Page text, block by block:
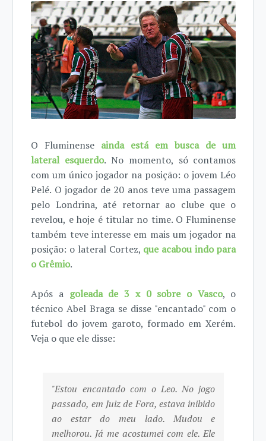
O Fluminense ainda está em busca de um
lateral esquerdo. No momento, só contamos
com um único jogador na posição: o jovem Léo
Pelé. O jogador de 20 anos teve uma passagem
pelo Londrina, até retornar ao clube que o
revelou, e hoje é titular no time. O Fluminense
também teve interesse em mais um jogador na
posição: o lateral Cortez, que acabou indo para
o Grêmio.
Após a goleada de 3 x 0 sobre o Vasco, o
técnico Abel Braga se disse "encantado" com o
futebol do jovem garoto, formado em Xerém.
Veja o que ele disse:
"Estou encantado com o Leo. No jogo
passado, em Juiz de Fora, estava inibido
ao estar do meu lado. Mudou e
melhorou. Já me acostumei com ele. Ele